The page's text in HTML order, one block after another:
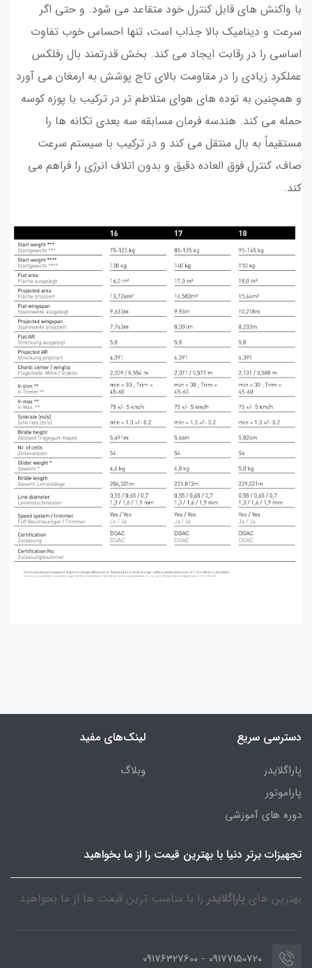
با واکنش های قابل کنترل خود متقاعد می شود. و حتی اگر
سرعت و دینامیک بالا جذاب است، تنها احساس خوب تفاوت
اساسی را در رقابت ایجاد می کند. بخش قدرتمند بال رفلکس
عملکرد زیادی را در مقاومت بالای تاج پوشش به ارمغان می آورد
و همچنین به توده های هوای متلاطم تر در ترکیب با پوزه کوسه
حمله می کند. هندسه فرمان مسابقه سه بعدی تکانه ها را
مستقیماً به بال منتقل می کند و در ترکیب با سیستم سرعت
صاف، کنترل فوق العاده دقیق و بدون اتلاف انرژی را فراهم می
کند.
دسترسی سریع
پاراگلایدر
پاراموتور
دوره های آموزشی
لینک‌های مفید
وبلاگ
تجهیزات برتر دنیا با بهترین قیمت را از ما بخواهید
بهترین های پاراگلایدر را با مناسب ترین قیمت ها از ما بخواهید
09177150720 - 09176327600